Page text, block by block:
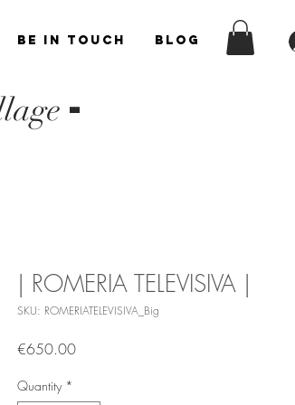
Be in Touch Blog
-
| ROMERIA TELEVISIVA |
SKU: ROMERIATELEVISIVA_Big
€650.00Price
Quantity *